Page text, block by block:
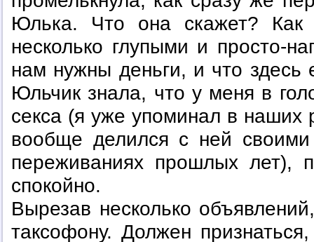
Юлька. Что она скажет?
несколько глупыми и просто-
нам нужны деньги, и что здесь
Юльчик знала, что у меня в
секса (я уже упоминал в наших
вообще делился с ней
переживаниях прошлых лет),
спокойно.
Вырезав несколько
таксофону. Должен